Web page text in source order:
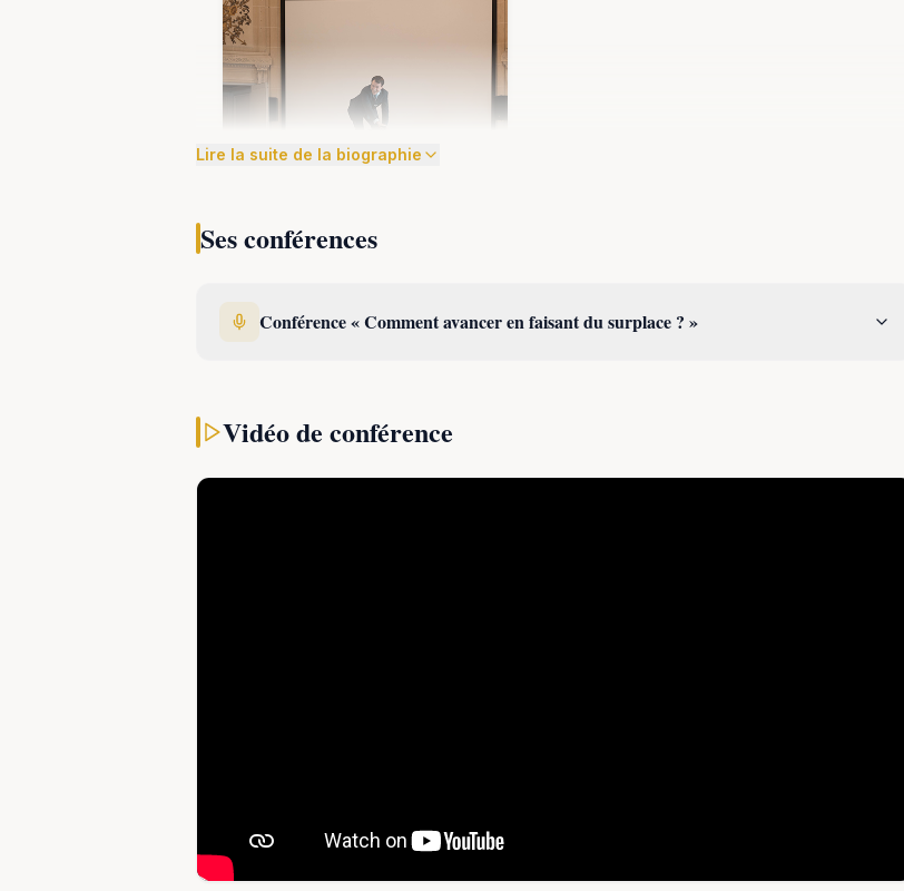
champion du monde des coursiers à vélo
champion en marche arrière. En passant plus de 24 heures en équilibre statique sur son deux-
roues, il est même devenurecordman mondialdans cette discipline.
Lire la suite de la biographie
Ses conférences
Conférence « Comment avancer en faisant du surplace ? »
Vidéo de conférence